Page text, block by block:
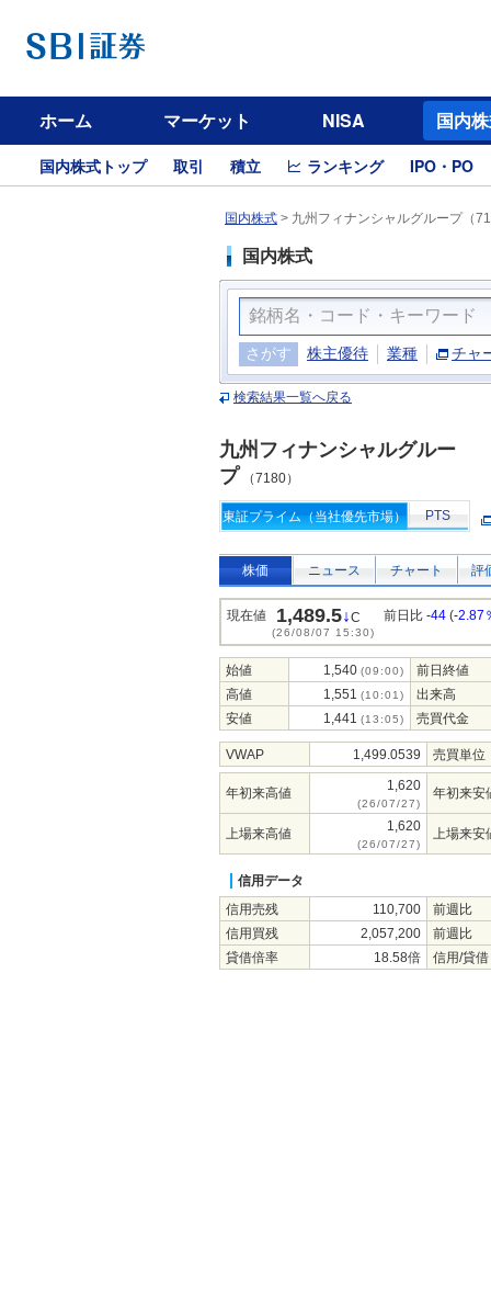
ホーム マーケット NISA 国内
国内株式トップ 取引 積立 ランキング IPO・PO
国内株式 > 九州フィナンシャルグループ（
国内株式
さがす 株主優待 業種 チャ
検索結果一覧へ戻る
九州フィナンシャルグルー
プ （7180）
東証プライム（当社優先市場） PTS
株価 ニュース チャート 評
現在値 1,489.5↓C
(26/08/07 15:30)
前日比 -44 (-2.87
始値 1,540 (09:00)
前日終値
高値
1,551 (10:01)
出来高
安値
1,441 (13:05) 売買代金
VWAP 1,499.0539 売買単位
年初来高値 1,620
(26/07/27)
年初来安
上場来高値 1,620
(26/07/27)
上場来安
信用データ
信用売残
110,700
前週比
信用買残
2,057,200
前週比
貸借倍率
18.58倍 信用/貸借